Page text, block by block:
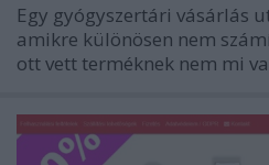
Egy gyógyszertári vásárlás
amikre különösen nem
ott vett terméknek nem mi